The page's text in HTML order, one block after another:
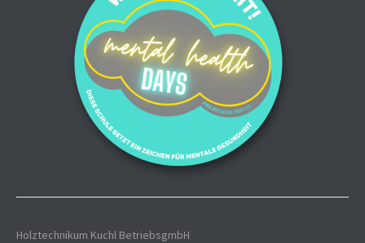
Holztechnikum Kuchl BetriebsgmbH